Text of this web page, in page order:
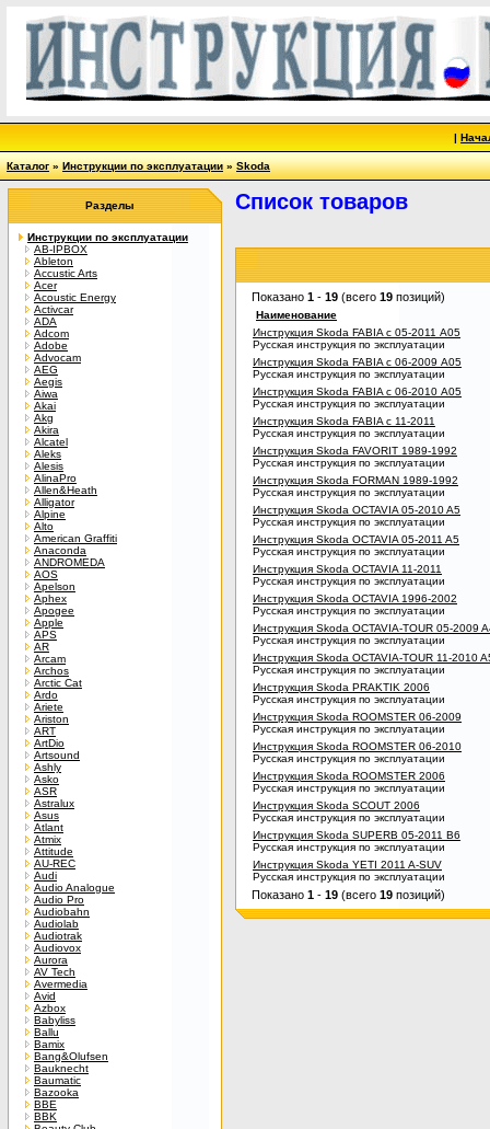
|
Каталог»Инструкции по эксплуатации»Skoda
Разделы
Инструкции по эксплуатации
AB-IPBOX
Ableton
Accustic Arts
Acer
Acoustic Energy
Activcar
ADA
Adcom
Adobe
Advocam
AEG
Aegis
Aiwa
Akai
Akg
Akira
Alcatel
Aleks
Alesis
AlinaPro
Allen&Heath
Alligator
Alpine
Alto
American Graffiti
Anaconda
ANDROMEDA
AOS
Apelson
Aphex
Apogee
Apple
APS
AR
Arcam
Archos
Arctic Cat
Ardo
Ariete
Ariston
ART
ArtDio
Artsound
Ashly
Asko
ASR
Astralux
Asus
Atlant
Atmix
Attitude
AU-REC
Audi
Audio Analogue
Audio Pro
Audiobahn
Audiolab
Audiotrak
Audiovox
Aurora
AV Tech
Avermedia
Avid
Azbox
Babyliss
Ballu
Bamix
Bang&Olufsen
Bauknecht
Baumatic
Bazooka
BBE
BBK
Список товаров
Показано 1 - 19 (всего 19 позиций)
Наименование
Инструкция Skoda FABIA с 05-2011 A05
Русская инструкция по эксплуатации
Инструкция Skoda FABIA с 06-2009 A05
Русская инструкция по эксплуатации
Инструкция Skoda FABIA с 06-2010 A05
Русская инструкция по эксплуатации
Инструкция Skoda FABIA с 11-2011
Русская инструкция по эксплуатации
Инструкция Skoda FAVORIT 1989-1992
Русская инструкция по эксплуатации
Инструкция Skoda FORMAN 1989-1992
Русская инструкция по эксплуатации
Инструкция Skoda OCTAVIA 05-2010 A5
Русская инструкция по эксплуатации
Инструкция Skoda OCTAVIA 05-2011 A5
Русская инструкция по эксплуатации
Инструкция Skoda OCTAVIA 11-2011
Русская инструкция по эксплуатации
Инструкция Skoda OCTAVIA 1996-2002
Русская инструкция по эксплуатации
Инструкция Skoda OCTAVIA-TOUR 05-2009
Русская инструкция по эксплуатации
Инструкция Skoda OCTAVIA-TOUR 11-2010
Русская инструкция по эксплуатации
Инструкция Skoda PRAKTIK 2006
Русская инструкция по эксплуатации
Инструкция Skoda ROOMSTER 06-2009
Русская инструкция по эксплуатации
Инструкция Skoda ROOMSTER 06-2010
Русская инструкция по эксплуатации
Инструкция Skoda ROOMSTER 2006
Русская инструкция по эксплуатации
Инструкция Skoda SCOUT 2006
Русская инструкция по эксплуатации
Инструкция Skoda SUPERB 05-2011 B6
Русская инструкция по эксплуатации
Инструкция Skoda YETI 2011 A-SUV
Русская инструкция по эксплуатации
Показано 1 - 19 (всего 19 позиций)